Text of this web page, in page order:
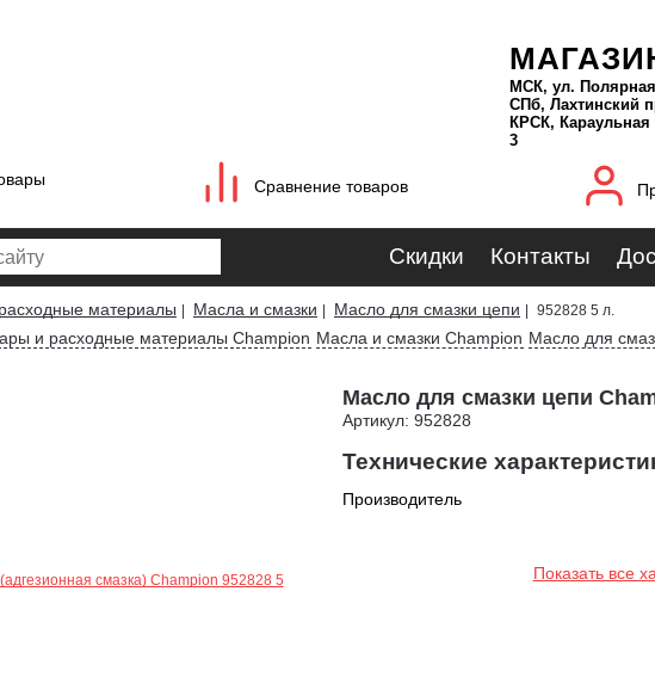
МСК, ул.
СПб, Лахтинский
КРСК, Караульная
3
Сравнение товаров
Скидки Контакты
материалы Масла и смазки Масло для смазки цепи 952828 5 л.
и расходные материалы Champion Масла и смазки Champion Масло для
Масло для смазки цепи
Артикул: 952828
Технические
Производитель
Показать все